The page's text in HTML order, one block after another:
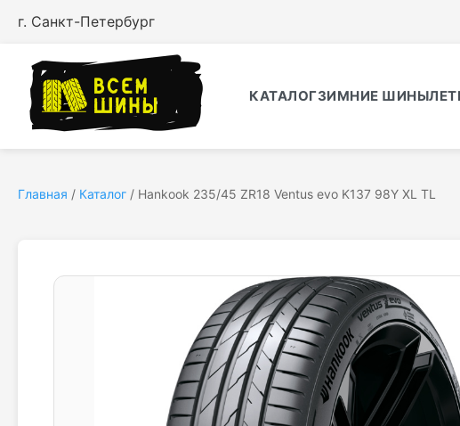
г. Санкт-Петербург
КАТАЛОГЗИМНИЕ ШИНЫ
Главная / Каталог / Hankook 235/45 ZR18 Ventus evo K137 98Y XL TL